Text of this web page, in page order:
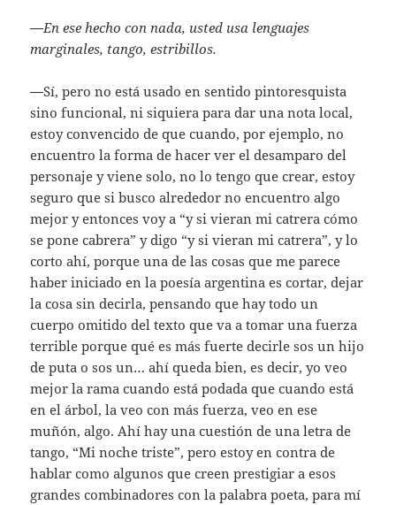
—En ese hecho con nada, usted usa lenguajes
marginales, tango, estribillos.
—Sí, pero no está usado en sentido pintoresquista
sino funcional, ni siquiera para dar una nota local,
estoy convencido de que cuando, por ejemplo, no
encuentro la forma de hacer ver el desamparo del
personaje y viene solo, no lo tengo que crear, estoy
seguro que si busco alrededor no encuentro algo
mejor y entonces voy a “y si vieran mi catrera cómo
se pone cabrera” y digo “y si vieran mi catrera”, y lo
corto ahí, porque una de las cosas que me parece
haber iniciado en la poesía argentina es cortar, dejar
la cosa sin decirla, pensando que hay todo un
cuerpo omitido del texto que va a tomar una fuerza
terrible porque qué es más fuerte decirle sos un hijo
de puta o sos un… ahí queda bien, es decir, yo veo
mejor la rama cuando está podada que cuando está
en el árbol, la veo con más fuerza, veo en ese
muñón, algo. Ahí hay una cuestión de una letra de
tango, “Mi noche triste”, pero estoy en contra de
hablar como algunos que creen prestigiar a esos
grandes combinadores con la palabra poeta, para mí